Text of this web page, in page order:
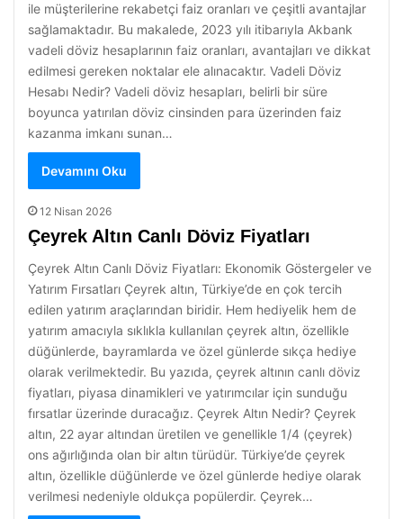
ile müşterilerine rekabetçi faiz oranları ve çeşitli avantajlar
sağlamaktadır. Bu makalede, 2023 yılı itibarıyla Akbank
vadeli döviz hesaplarının faiz oranları, avantajları ve dikkat
edilmesi gereken noktalar ele alınacaktır. Vadeli Döviz
Hesabı Nedir? Vadeli döviz hesapları, belirli bir süre
boyunca yatırılan döviz cinsinden para üzerinden faiz
kazanma imkanı sunan…
Devamını Oku
12 Nisan 2026
Çeyrek Altın Canlı Döviz Fiyatları
Çeyrek Altın Canlı Döviz Fiyatları: Ekonomik Göstergeler ve
Yatırım Fırsatları Çeyrek altın, Türkiye’de en çok tercih
edilen yatırım araçlarından biridir. Hem hediyelik hem de
yatırım amacıyla sıklıkla kullanılan çeyrek altın, özellikle
düğünlerde, bayramlarda ve özel günlerde sıkça hediye
olarak verilmektedir. Bu yazıda, çeyrek altının canlı döviz
fiyatları, piyasa dinamikleri ve yatırımcılar için sunduğu
fırsatlar üzerinde duracağız. Çeyrek Altın Nedir? Çeyrek
altın, 22 ayar altından üretilen ve genellikle 1/4 (çeyrek)
ons ağırlığında olan bir altın türüdür. Türkiye’de çeyrek
altın, özellikle düğünlerde ve özel günlerde hediye olarak
verilmesi nedeniyle oldukça popülerdir. Çeyrek…